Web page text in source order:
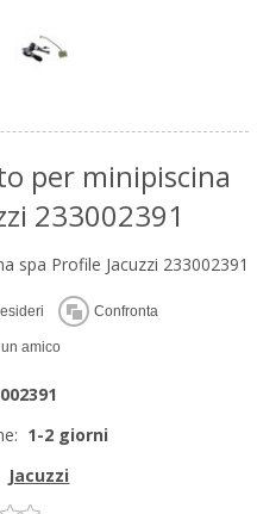
per minipiscina
233002391
spa Profile Jacuzzi 233002391
1-2 giorni
Jacuzzi